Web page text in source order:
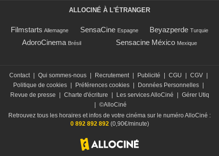
ALLOCINÉ À L'ÉTRANGER
Filmstarts Allemagne SensaCine Espagne Beyazperde Turquie
AdoroCinema Brésil Sensacine México Mexique
Contact Qui sommes-nous Recrutement Publicité CGU CGV
Politique de cookies
Préférences cookies Données Personnelles
Revue de presse
Charte d'écriture Les services AlloCiné
Gérer Utiq
©AlloCiné
Retrouvez tous les horaires et infos de votre cinéma sur le numéro AlloCiné :
0 892 892 892(0,90€/minute)